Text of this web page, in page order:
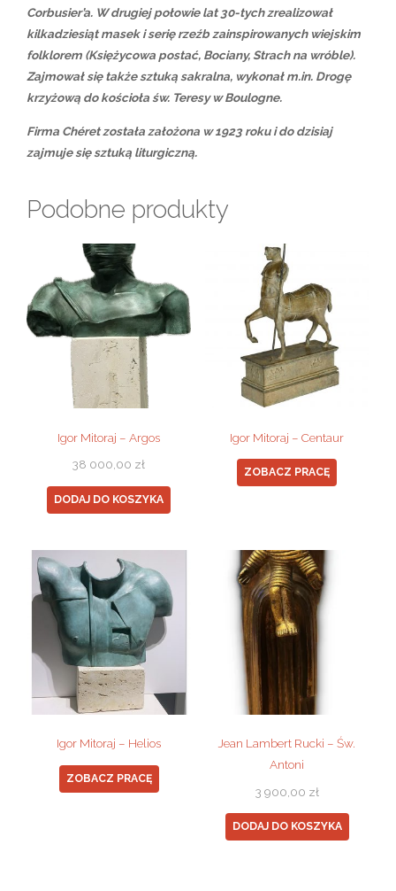
Corbusier’a. W drugiej połowie lat 30-tych zrealizował
kilkadziesiąt masek i serię rzeźb zainspirowanych wiejskim
folklorem (Księżycowa postać, Bociany, Strach na wróble).
Zajmował się także sztuką sakralna, wykonał m.in. Drogę
krzyżową do kościoła św. Teresy w Boulogne.
Firma Chéret została założona w 1923 roku i do dzisiaj
zajmuje się sztuką liturgiczną.
Podobne produkty
Igor Mitoraj – Argos
38 000,00 zł
DODAJ DO KOSZYKA
Igor Mitoraj – Centaur
ZOBACZ PRACĘ
Igor Mitoraj – Helios
ZOBACZ PRACĘ
Jean Lambert Rucki – Św.
Antoni
3 900,00 zł
DODAJ DO KOSZYKA